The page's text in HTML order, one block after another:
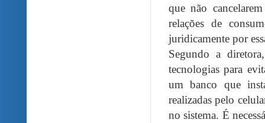
que não
relações de
juridicamente por
Segundo a
tecnologias para
um banco que
realizadas pelo
no sistema. É